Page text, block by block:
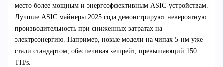
место более мощным и энергоэффективным ASIC-устройствам.
Лучшие ASIC майнеры 2025 года демонстрируют невероятную
производительность при сниженных затратах на
электроэнергию. Например, новые модели на чипах 5-нм уже
стали стандартом, обеспечивая хешрейт, превышающий 150
TH/s.